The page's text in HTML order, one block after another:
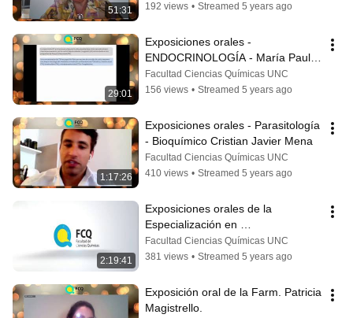
51:31
192 views • Streamed 5 years ago
29:01
Exposiciones orales -
ENDOCRINOLOGÍA - María Paula
Rodríguez
Facultad Ciencias Químicas UNC
156 views • Streamed 5 years ago
1:17:26
Exposiciones orales - Parasitología
- Bioquímico Cristian Javier Mena
Facultad Ciencias Químicas UNC
410 views • Streamed 5 years ago
2:19:41
Exposiciones orales de la
Especialización en
BACTERIOLOGÍA.
Facultad Ciencias Químicas UNC
381 views • Streamed 5 years ago
Exposición oral de la Farm. Patricia
Magistrello.